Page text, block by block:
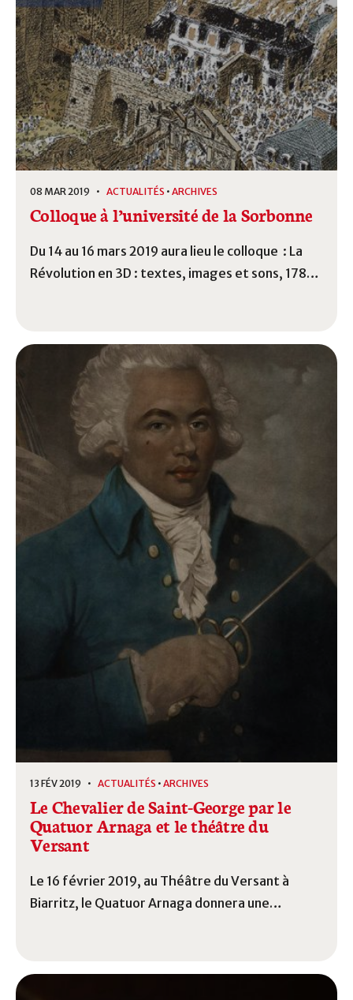
08 MAR 2019 • ACTUALITÉS • ARCHIVES
Colloque à l’université de la Sorbonne
Du 14 au 16 mars 2019 aura lieu le colloque : La
Révolution en 3D : textes, images et sons, 1787-
George, tiendra une conférence intitulé « Le
nègre des Lumières a bien existé », lors de la
troisième et dernière journée du colloque, de
11h30 à 13H.
13 FÉV 2019 • ACTUALITÉS • ARCHIVES
Le Chevalier de Saint-George par le
Quatuor Arnaga et le théâtre du
Versant
Le 16 février 2019, au Théâtre du Versant à
Biarritz, le Quatuor Arnaga donnera une